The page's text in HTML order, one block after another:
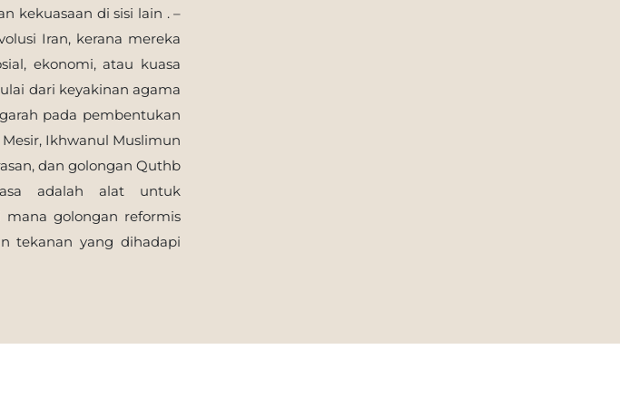
kekuasaan di sisi lain . –
Iran, kerana mereka
ekonomi, atau kuasa
dari keyakinan agama
pada pembentukan
Ikhwanul Muslimun
dan golongan Quthb
adalah alat untuk
golongan reformis
tekanan yang dihadapi